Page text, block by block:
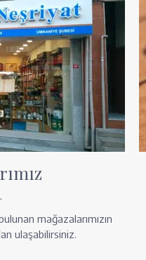
mağazalarımızın
ulaşabilirsiniz.